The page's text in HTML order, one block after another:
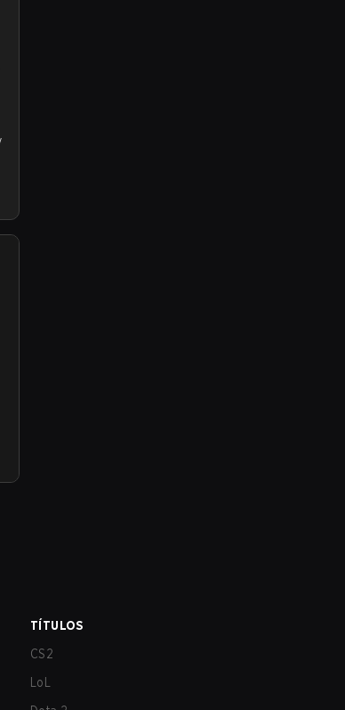
TÍTULOS
CS2
LoL